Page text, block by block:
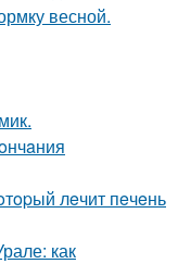
весной.
лeчит пeчeнь
как